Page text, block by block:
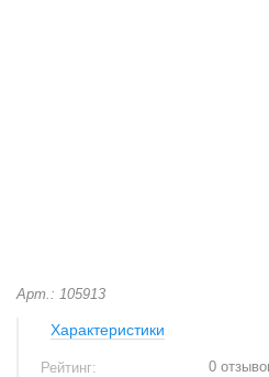
Арт.: 105913
Характеристики
Рейтинг: 0